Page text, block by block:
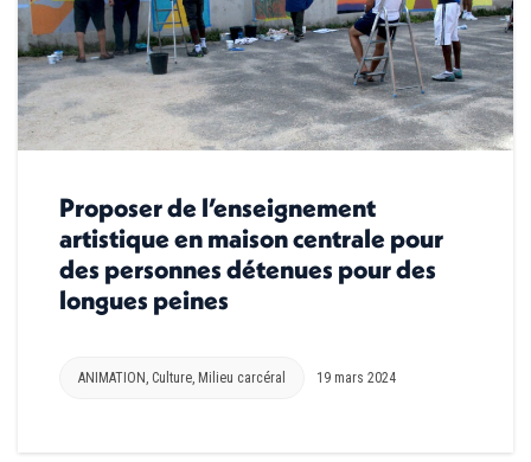
Proposer de l’enseignement
artistique en maison centrale pour
des personnes détenues pour des
longues peines
ANIMATION, Culture, Milieu carcéral 19 mars 2024